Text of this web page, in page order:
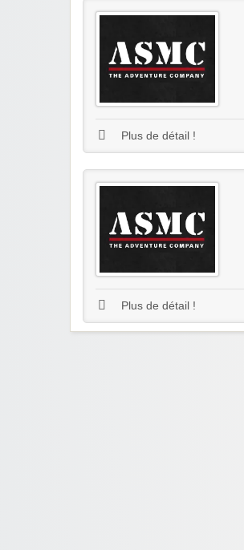
Plus de détail !
Plus de détail !